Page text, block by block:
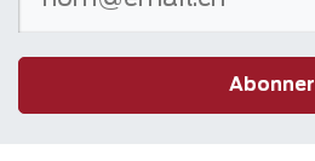
Abonner